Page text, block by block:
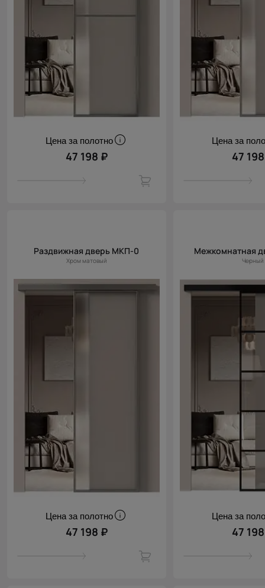
Цена за полотно
47 198 ₽
Цена за
47
Раздвижная дверь МКП-0
Хром матовый
Цена за полотно
47 198 ₽
Межкомнатная
Черный
Цена за
47